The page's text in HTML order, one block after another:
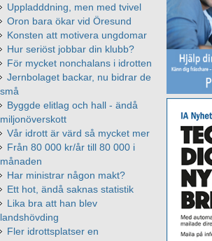
Uppladddning, men med tvivel
Oron bara ökar vid Öresund
Konsten att motivera ungdomar
Hur seriöst jobbar din klubb?
För mycket nonchalans i idrotten
Jernbolaget backar, nu bidrar de
små
Byggde elitlag och hall - ändå
miljonöverskott
Vår idrott är värd så mycket mer
Från 80 000 kr/år till 80 000 i
månaden
Har ministrar någon makt?
Ett hot, ändå saknas statistik
Lika bra att han blev
landshövding
Fler idrottsplatser en